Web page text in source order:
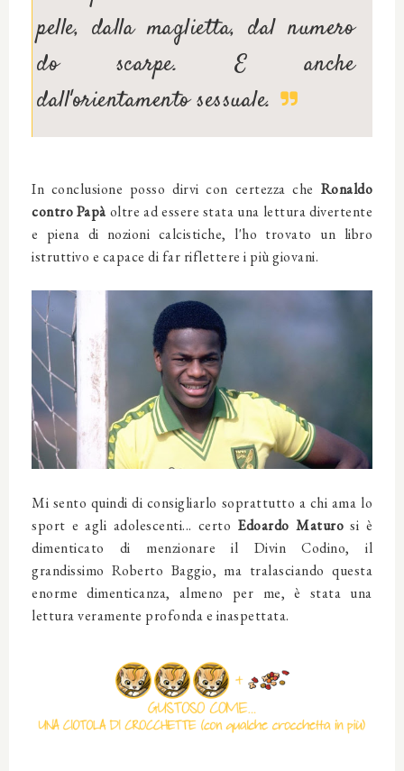
pelle, dalla maglietta, dal numero
do scarpe. E anche
dall'orientamento sessuale.
In conclusione posso dirvi con certezza che Ronaldo
contro Papà oltre ad essere stata una lettura divertente
e piena di nozioni calcistiche, l'ho trovato un libro
istruttivo e capace di far riflettere i più giovani.
Mi sento quindi di consigliarlo soprattutto a chi ama lo
sport e agli adolescenti... certo Edoardo Maturosi è
dimenticato di menzionare il Divin Codino, il
grandissimo Roberto Baggio, ma tralasciando questa
enorme dimenticanza, almeno per me, è stata una
lettura veramente profonda e inaspettata.